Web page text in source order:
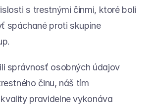
s trestnými činmi, ktoré boli
spáchané proti skupine
správnosť osobných údajov
činu, náš tím
pravidelne vykonáva